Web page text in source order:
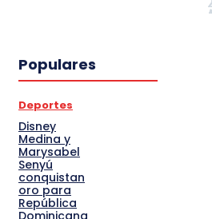
Populares
Deportes
Disney
Medina y
Marysabel
Senyú
conquistan
oro para
República
Dominicana